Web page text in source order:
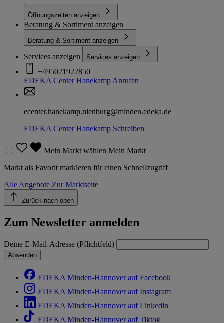
Öffnungszeiten anzeigen
Beratung & Sortiment anzeigen
Beratung & Sortiment anzeigen
Services anzeigen Services anzeigen
+495021922850
EDEKA Center Hanekamp Anrufen
ecenter.hanekamp.nienburg@minden.edeka.de
EDEKA Center Hanekamp Schreiben
Mein Markt wählen Mein Markt
Markt als Favorit markieren für einen Schnellzugriff
Alle Angebote Zur Marktseite
Zurück nach oben
Zum Newsletter anmelden
Deine E-Mail-Adresse (Pflichtfeld)
Absenden
EDEKA Minden-Hannover auf Facebook
EDEKA Minden-Hannover auf Instagram
EDEKA Minden-Hannover auf Linkedin
EDEKA Minden-Hannover auf Tiktok